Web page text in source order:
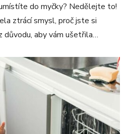
do myčky? Nedělejte to!
ztrácí smysl, proč jste si
důvodu, aby vám ušetřila…